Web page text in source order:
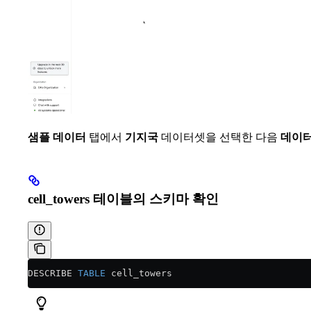
샘플 데이터 탭에서 기지국 데이터셋을 선택한 다음 데이
cell_towers 테이블의 스키마 확인
DESCRIBE TABLE cell_towers